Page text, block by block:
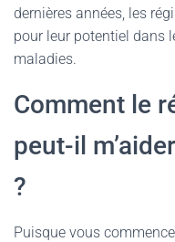
dernières années, les
pour leur potentiel dans
maladies.
Comment le
peut-il
?
Puisque vous